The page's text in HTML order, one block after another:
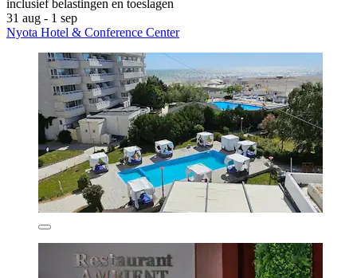
inclusief belastingen en toeslagen
31 aug - 1 sep
Nyota Hotel & Conference Center